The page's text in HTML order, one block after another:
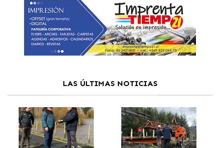
LAS ÚLTIMAS NOTICIAS